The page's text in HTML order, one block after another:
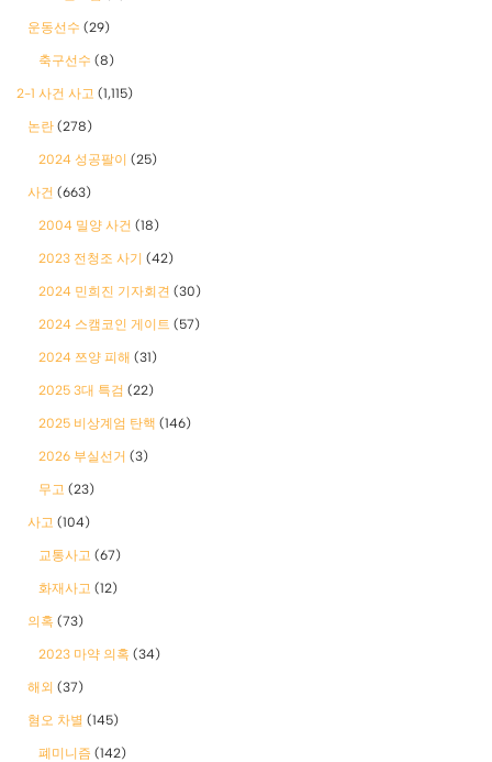
운동선수 (29)
축구선수 (8)
2-1 사건 사고 (1,115)
논란 (278)
2024 성공팔이 (25)
사건 (663)
2004 밀양 사건 (18)
2023 전청조 사기 (42)
2024 민희진 기자회견 (30)
2024 스캠코인 게이트 (57)
2024 쯔양 피해 (31)
2025 3대 특검 (22)
2025 비상계엄 탄핵 (146)
2026 부실선거 (3)
무고 (23)
사고 (104)
교통사고 (67)
화재사고 (12)
의혹 (73)
2023 마약 의혹 (34)
해외 (37)
혐오 차별 (145)
폐미니즘 (142)